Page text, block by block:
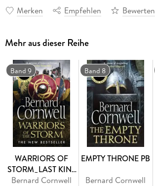
Merken Empfehlen Bewerten
Mehr aus dieser Reihe
Band 9
WARRIORS OF
STORM_LAST KIN9
PB
Bernard Cornwell
Band 8
EMPTY THRONE PB
Bernard Cornwell